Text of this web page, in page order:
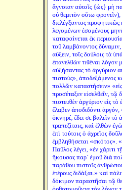
ἄγνοιαν αὐτοῖς {ὡς} μὴ
οὐ θεμιτὸν οὕτω
διελέγξαντος
λεγομένων ἐσομένους
καταφαίνεται ἐκ
τοῦ λαμβάνοντος
αὔξειν, τοῖς δούλοις τὰ
ἐπανελθὼν τιθέναι λόγον
αὐξήσαντας τὸ ἀργύριον
πιστούς», ἀποδεξάμενος
πολλῶν καταστήσειν»
προσέταξεν εἰσελθεῖν,
πιστευθὲν ἀργύριον εἰς
ἔλαβεν ἀποδιδόντι
ὀκνηρέ, ἔδει σε βαλεῖν τὸ
τραπεζίταις, καὶ ἐλθὼν
ἐπὶ τούτοις ὁ ἀχρεῖος
ἐμβληθήσεται «σκότος».
Παῦλος λέγει, «ἐν χάριτι
ἤκουσας παρ´ ἐμοῦ διὰ
παράθου πιστοῖς
ἑτέρους διδάξαι.» καὶ
δόκιμον παραστῆσαι τῷ